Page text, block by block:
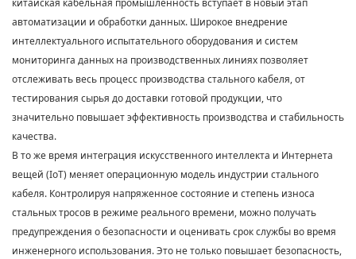
автоматизации и обработки данных. Широкое внедрение
интеллектуального испытательного оборудования и систем
мониторинга данных на производственных линиях позволяет
отслеживать весь процесс производства стального кабеля, от
тестирования сырья до доставки готовой продукции, что
значительно повышает эффективность производства и стабильность
качества.
В то же время интеграция искусственного интеллекта и Интернета
вещей (IoT) меняет операционную модель индустрии стального
кабеля. Контролируя напряженное состояние и степень износа
стальных тросов в режиме реального времени, можно получать
предупреждения о безопасности и оценивать срок службы во время
инженерного использования. Это не только повышает безопасность,